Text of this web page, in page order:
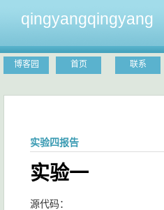
qingyangqingyang
博客园 首页 联系
实验四报告
实验一
源代码：